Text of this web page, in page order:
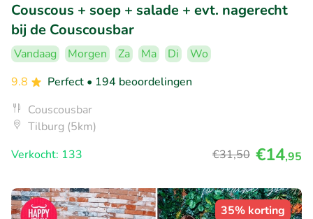
Couscous + soep + salade + evt. nagerecht
bij de Couscousbar
Vandaag Morgen Za Ma Di
Wo
9.8
Perfect • 194 beoordelingen
Couscousbar
Tilburg (5km)
Verkocht: 133
€31,50 €14,95
35% korting